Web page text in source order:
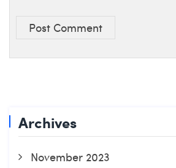
Post Comment
Archives
November 2023